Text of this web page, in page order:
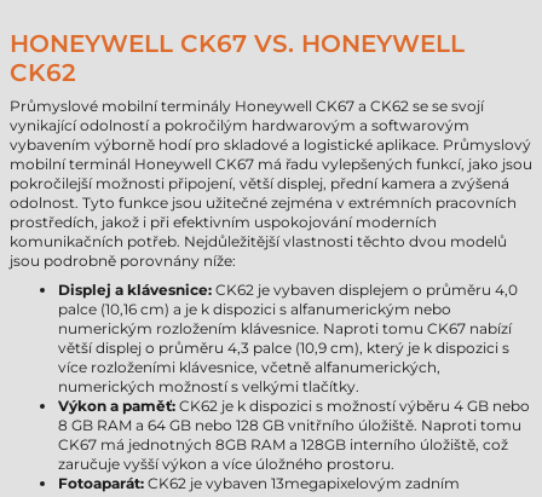
HONEYWELL CK67 VS. HONEYWELL
CK62
Průmyslové mobilní terminály Honeywell CK67 a CK62 se se svojí
vynikající odolností a pokročilým hardwarovým a softwarovým
vybavením výborně hodí pro skladové a logistické aplikace. Průmyslový
mobilní terminál Honeywell CK67 má řadu vylepšených funkcí, jako jsou
pokročilejší možnosti připojení, větší displej, přední kamera a zvýšená
odolnost. Tyto funkce jsou užitečné zejména v extrémních pracovních
prostředích, jakož i při efektivním uspokojování moderních
komunikačních potřeb. Nejdůležitější vlastnosti těchto dvou modelů
jsou podrobně porovnány níže:
Displej a klávesnice: CK62 je vybaven displejem o průměru 4,0
palce (10,16 cm) a je k dispozici s alfanumerickým nebo
numerickým rozložením klávesnice. Naproti tomu CK67 nabízí
větší displej o průměru 4,3 palce (10,9 cm), který je k dispozici s
více rozloženími klávesnice, včetně alfanumerických,
numerických možností s velkými tlačítky.
Výkon a paměť: CK62 je k dispozici s možností výběru 4 GB nebo
8 GB RAM a 64 GB nebo 128 GB vnitřního úložiště. Naproti tomu
CK67 má jednotných 8GB RAM a 128GB interního úložiště, což
zaručuje vyšší výkon a více úložného prostoru.
Fotoaparát: CK62 je vybaven 13megapixelovým zadním